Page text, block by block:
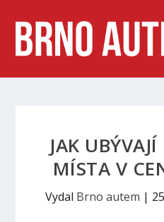
JAK
MÍSTA V
Vydal Brno autem |